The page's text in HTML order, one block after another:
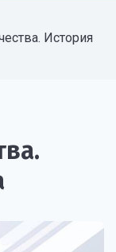
История